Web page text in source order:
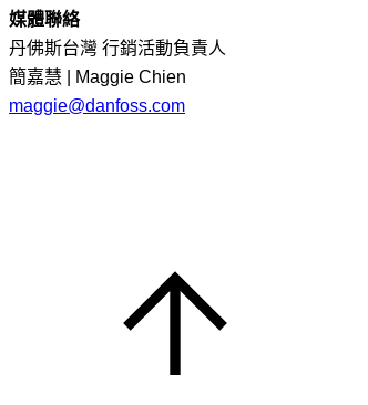
媒體聯絡
丹佛斯台灣 行銷活動負責人
簡嘉慧 | Maggie Chien
maggie@danfoss.com